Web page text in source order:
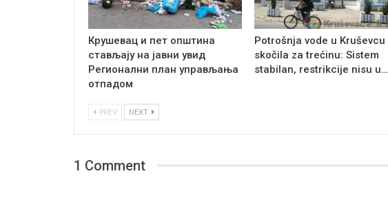
Крушевац и пет општина
стављају на јавни увид
Регионални план управљања
отпадом
Potrošnja vode u Kruševcu
skočila za trećinu: Sistem
stabilan, restrikcije nisu u…
PREV NEXT
1 Comment